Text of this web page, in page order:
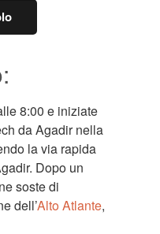
8:00 e iniziate
da Agadir nella
la via rapida
Dopo un
soste di
dell’Alto Atlante,